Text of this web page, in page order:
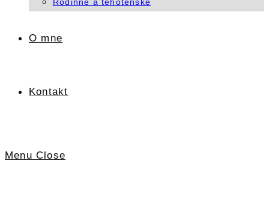
O mne
Kontakt
Menu Close